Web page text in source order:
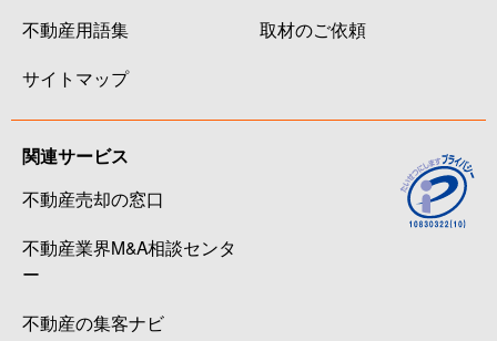
不動産用語集
サイトマップ
取材のご依頼
関連サービス
不動産売却の窓口
不動産業界M&A相談センタ
ー
不動産の集客ナビ